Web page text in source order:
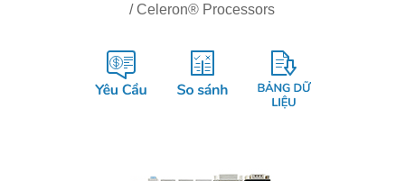
/ Celeron® Processors